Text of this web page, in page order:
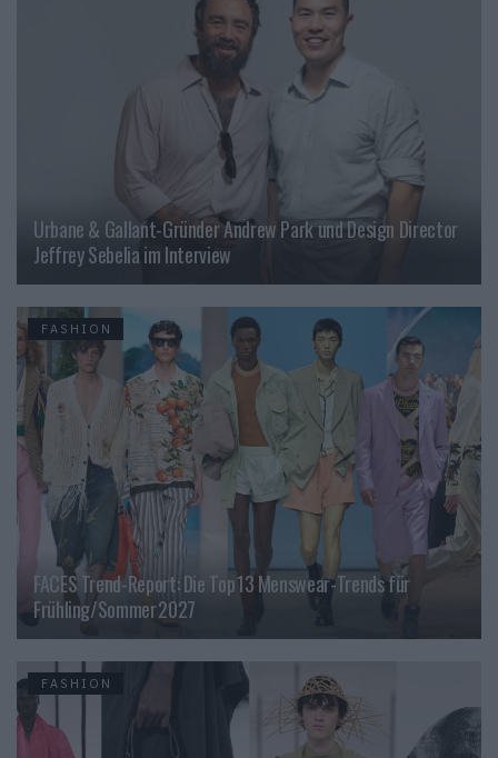
Urbane & Gallant-Gründer Andrew Park und Design Director
Jeffrey Sebelia im Interview
FASHION
FACES Trend-Report: Die Top 13 Menswear-Trends für
Frühling/Sommer 2027
FASHION